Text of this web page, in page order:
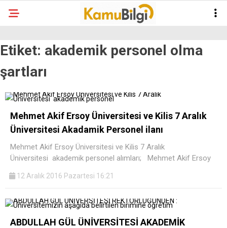
Etiket: akademik personel olma
şartları
Mehmet Akif Ersoy Üniversitesi ve Kilis 7 Aralık
Üniversitesi Akadamik Personel ilanı
Mehmet Akif Ersoy Üniversitesi ve Kilis 7 Aralık
Üniversitesi akademik personel alımları; Mehmet Akif Ersoy
12 Aralık 2016 Pazartesi 16:21
ABDULLAH GÜL ÜNİVERSİTESİ AKADEMİK